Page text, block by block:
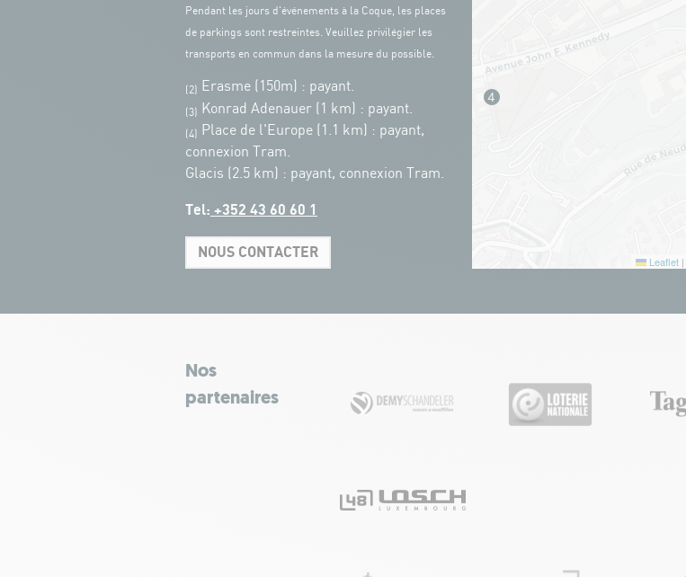
Pendant les jours d'événements à la Coque, les places
de parkings sont restreintes. Veuillez privilégier les
transports en commun dans la mesure du possible.
(2) Erasme (150m) : payant.
(3) Konrad Adenauer (1 km) : payant.
(4)
Place de l'Europe (1.1 km) : payant,
connexion Tram.
Glacis (2.5 km) : payant, connexion Tram.
Tel: +352 43 60 60 1
NOUS CONTACTER
Leaflet |
Nos
partenaires